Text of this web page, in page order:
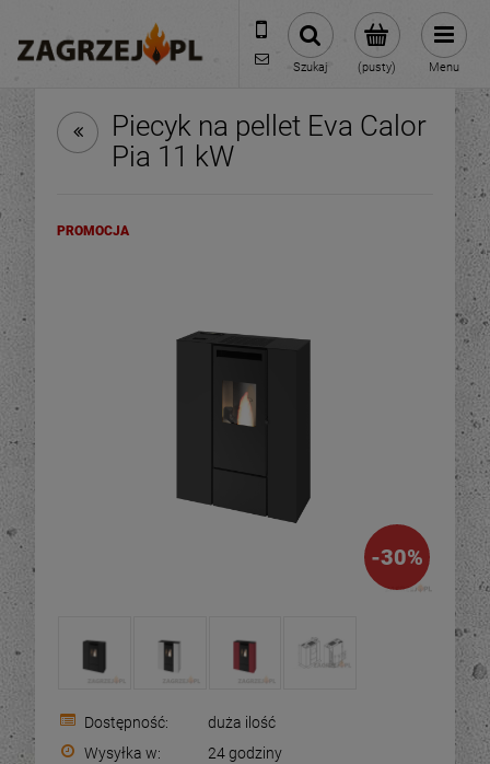
600 373 809
sklep@zagrzej.pl
(pusty)
Szukaj Menu
Piecyk na pellet Eva Calor
Pia 11 kW
PROMOCJA
-30%
Dostępność:
duża ilość
Wysyłka w:
24 godziny